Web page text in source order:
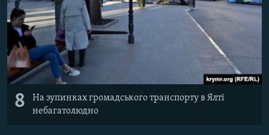
8
На зупинках громадського транспорту в Ялті
небагатолюдно